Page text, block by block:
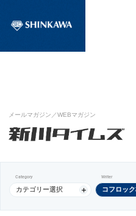
メールマガジン／WEBマガジン
Category
カテゴリー選択
Writer
コフロッ